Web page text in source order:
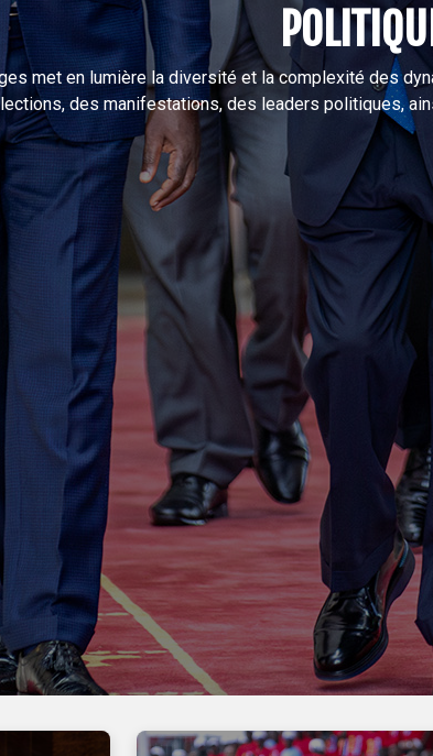
met en lumière la diversité et la complexité des
des manifestations, des leaders politiques,